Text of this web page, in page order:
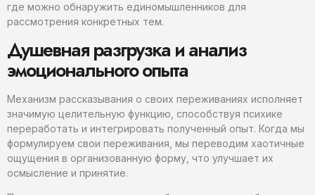
где можно обнаружить единомышленников для
рассмотрения конкретных тем.
Душевная разгрузка и анализ
эмоционального опыта
Механизм рассказывания о своих переживаниях исполняет
значимую целительную функцию, способствуя психике
переработать и интегрировать полученный опыт. Когда мы
формулируем свои переживания, мы переводим хаотичные
ощущения в организованную форму, что улучшает их
осмысление и принятие.